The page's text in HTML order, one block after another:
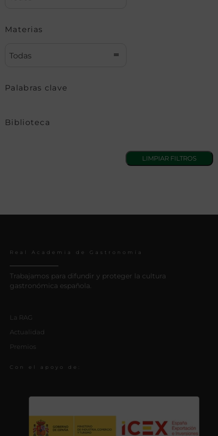
Materias
Todas
Palabras clave
Biblioteca
Real Academia de Gastronomía
Trabajamos para difundir y proteger la cultura
gastronómica española.
La RAG
Actualidad
Premios
Con el apoyo de: